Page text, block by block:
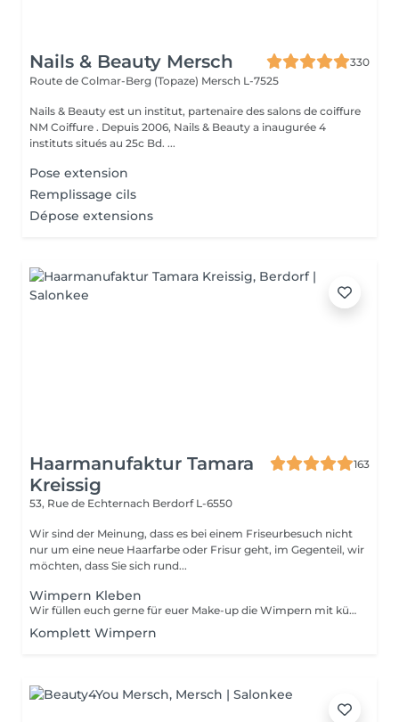
Nails & Beauty Mersch
330
Route de Colmar-Berg (Topaze) Mersch L-7525
Nails & Beauty est un institut, partenaire des salons de coiffure
NM Coiffure . Depuis 2006, Nails & Beauty a inaugurée 4
instituts situés au 25c Bd. ...
Pose extension
Remplissage cils
Dépose extensions
Haarmanufaktur Tamara
Kreissig
163
53, Rue de Echternach Berdorf L-6550
Wir sind der Meinung, dass es bei einem Friseurbesuch nicht
nur um eine neue Haarfarbe oder Frisur geht, im Gegenteil, wir
möchten, dass Sie sich rund...
Wimpern Kleben
Wir füllen euch gerne für euer Make-up die Wimpern mit künstlichen Wimpern
Komplett Wimpern